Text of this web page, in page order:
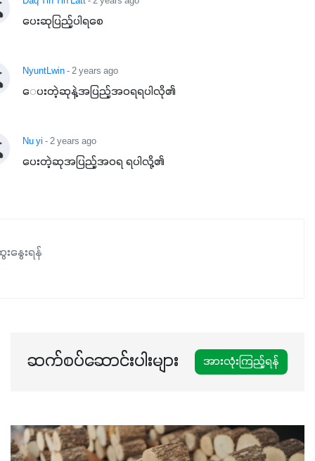
အားလုံးမှာ အသုံးပြုနိုင်တယ်ဆိုတော့ တစ်မျိုးတည်းနဲ့ အားလုံး
မတ်သီးစုံကို သုံးကြပါစို့....
ပေးဆုပြည့်ပါရစေ
NyuntLwin- 2 years ago
ေပးတဲ့ဆုနဲ့အပြည့်အဝရရပါလို၏
Nu yi - 2 years ago
ပေးတဲ့ဆုအပြည့်အဝရ ရပါလို့၏
နွေးရန်
ဆက်စပ်ဆောင်းပါးများ အားလုံးကြည့်ရန်